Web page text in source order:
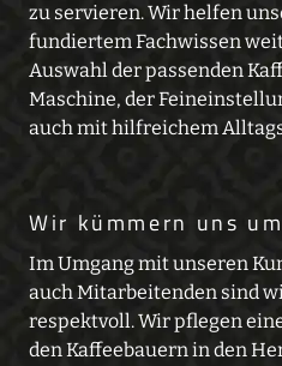
zu servieren. Wir helfen
fundiertem Fachwissen
Auswahl der passenden
Maschine, der
auch mit hilfreichem
Wir kümmern uns
Im Umgang mit unseren
auch Mitarbeitenden sind
respektvoll. Wir pflegen
den Kaffeebauern in den